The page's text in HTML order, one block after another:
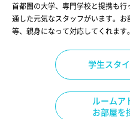
首都圏の大学、専門学校と提携も
通した元気なスタッフがいます。
等、親身になって対応してくれます。
学生スタ
ルームア
お部屋を